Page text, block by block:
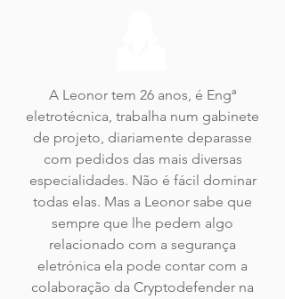
A Leonor tem 26 anos, é Engª
eletrotécnica, trabalha num gabinete
de projeto, diariamente deparasse
com pedidos das mais diversas
especialidades. Não é fácil dominar
todas elas. Mas a Leonor sabe que
sempre que lhe pedem algo
relacionado com a segurança
eletrónica ela pode contar com a
colaboração da Cryptodefender na